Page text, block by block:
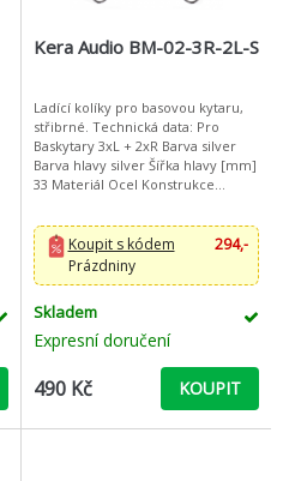
Kera Audio BM-02-3R-2L-S
Ladící kolíky pro basovou kytaru,
střibrné. Technická data: Pro
Baskytary 3xL + 2xR Barva silver
Barva hlavy silver Šířka hlavy [mm]
33 Materiál Ocel Konstrukce
Koupit s kódem
294,-
Prázdniny
Skladem
Expresní doručení
490 Kč KOUPIT